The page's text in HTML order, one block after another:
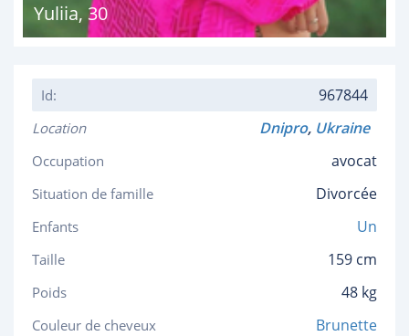
Yuliia, 30
Id: 967844
Location Dnipro, Ukraine
Occupation avocat
Situation de famille Divorcée
Enfants Un
Taille 159 cm
Poids 48 kg
Couleur de cheveux Brunette